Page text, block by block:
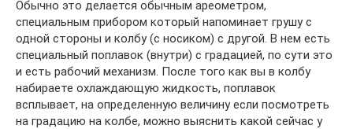
Обычно это делается обычным ареометром,
специальным прибором который напоминает грушу с
одной стороны и колбу (с носиком) с другой. В нем есть
специальный поплавок (внутри) с градацией, по сути это
и есть рабочий механизм. После того как вы в колбу
набираете охлаждающую жидкость, поплавок
всплывает, на определенную величину если посмотреть
на градацию на колбе, можно выяснить какой сейчас у